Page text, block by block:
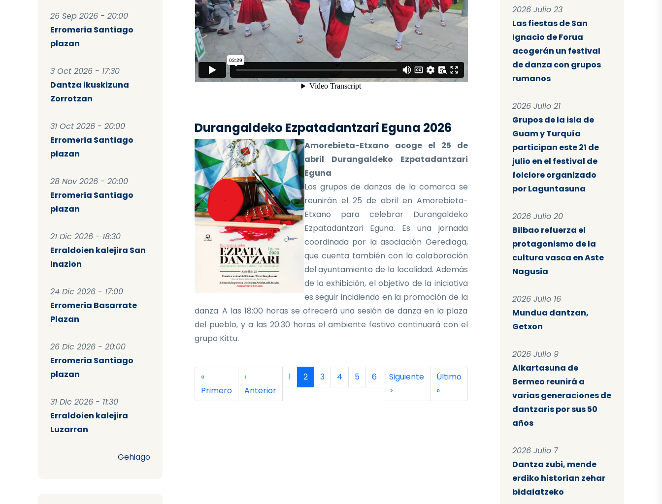
26 Sep 2026 - 20:00
Erromeria Santiago
plazan
3 Oct 2026 - 17:30
Dantza ikuskizuna
Zorrotzan
31 Oct 2026 - 20:00
Erromeria Santiago
plazan
28 Nov 2026 - 20:00
Erromeria Santiago
plazan
21 Dic 2026 - 18:30
Erraldoien kalejira San
Inazion
24 Dic 2026 - 17:00
Erromeria Basarrate
Plazan
26 Dic 2026 - 20:00
Erromeria Santiago
plazan
31 Dic 2026 - 11:30
Erraldoien kalejira
Luzarran
Gehiago
Durangaldeko Ezpatadantzari Eguna 2026
Amorebieta-Etxano acoge el 25 de
abril Durangaldeko Ezpatadantzari
Eguna
Los grupos de danzas de la comarca se
reunirán el 25 de abril en Amorebieta-
Etxano para celebrar Durangaldeko
Ezpatadantzari Eguna. Es una jornada
coordinada por la asociación Gerediaga,
que cuenta también con la colaboración
del ayuntamiento de la localidad. Además
de la exhibición, el objetivo de la iniciativa
es seguir incidiendo en la promoción de la
danza. A las 18:00 horas se ofrecerá una sesión de danza en la plaza
del pueblo, y a las 20:30 horas el ambiente festivo continuará con el
grupo Kittu.
Paginación
Primera página
«
Primero
Página anterior
‹
Anterior
Página
1 Página actual
2 Página
3 Página
4 Página
5 Página
6 Siguiente página
Siguiente
>
Última página
Último
»
2026 Julio 23
Las fiestas de San
Ignacio de Forua
acogerán un festival
de danza con grupos
rumanos
2026 Julio 21
Grupos de la isla de
Guam y Turquía
participan este 21 de
julio en el festival de
folclore organizado
por Laguntasuna
2026 Julio 20
Bilbao refuerza el
protagonismo de la
cultura vasca en Aste
Nagusia
2026 Julio 16
Mundua dantzan,
Getxon
2026 Julio 9
Alkartasuna de
Bermeo reunirá a
varias generaciones de
dantzaris por sus 50
años
2026 Julio 7
Dantza zubi, mende
erdiko historian zehar
bidaiatzeko